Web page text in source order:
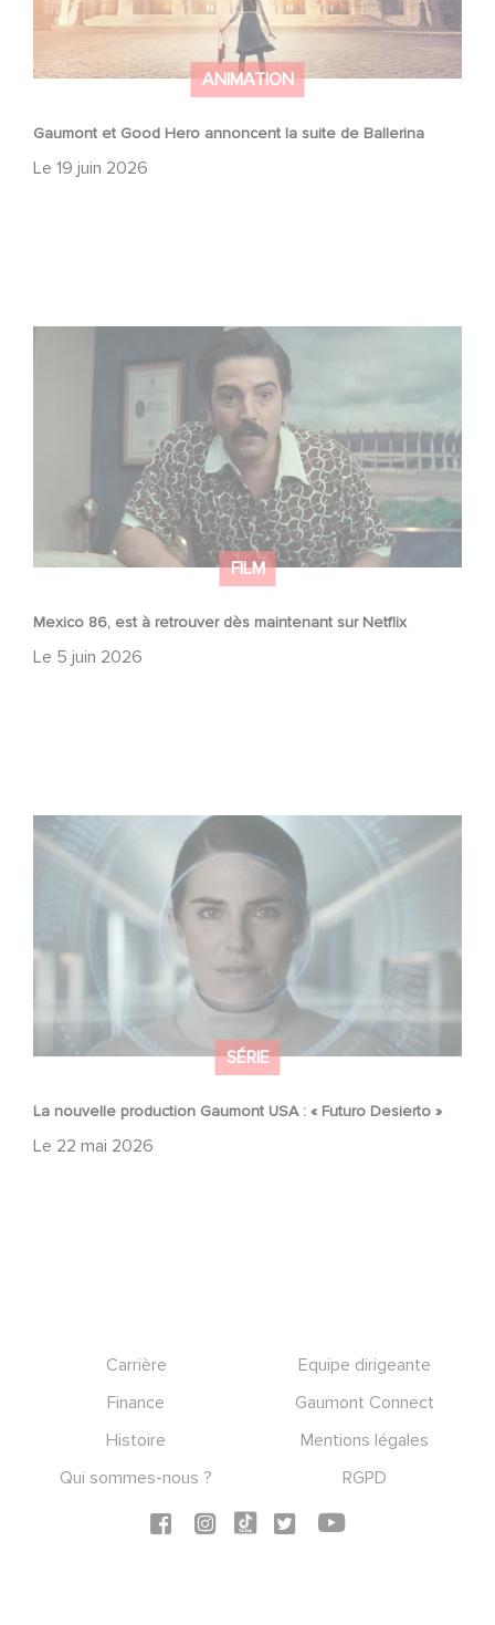
ANIMATION
Gaumont et Good Hero annoncent la suite de Ballerina
Le 19 juin 2026
FILM
Mexico 86, est à retrouver dès maintenant sur Netflix
Le 5 juin 2026
Mexico 86, est à retrouver dès maintenant sur Netflix
SÉRIE
La nouvelle production Gaumont USA : « Futuro Desierto »
Le 22 mai 2026
La nouvelle production Gaumont USA : « Futuro Desierto
Carrière
Equipe dirigeante
Finance
Gaumont Connect
Histoire
Mentions légales
Qui sommes-nous ?
RGPD
Social icons